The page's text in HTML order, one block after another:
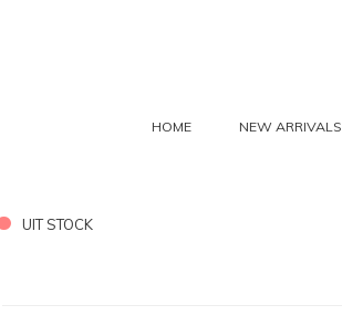
HOME NEW ARRIVALS
UIT STOCK